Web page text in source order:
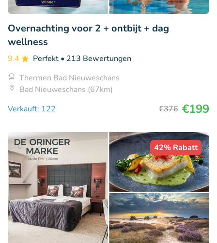
Overnachting voor 2 + ontbijt + dag
wellness
9.4 Perfekt • 213 Bewertungen
Thermen Bad Nieuweschans
Bad Nieuweschans (67km)
Verkauft: 122
€376 €199
42% Rabatt